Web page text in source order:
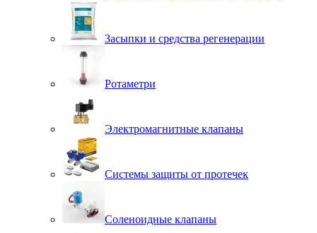
Засыпки и средства регенерации
Ротаметри
Электромагнитные клапаны
Системы защиты от протечек
Соленоидные клапаны